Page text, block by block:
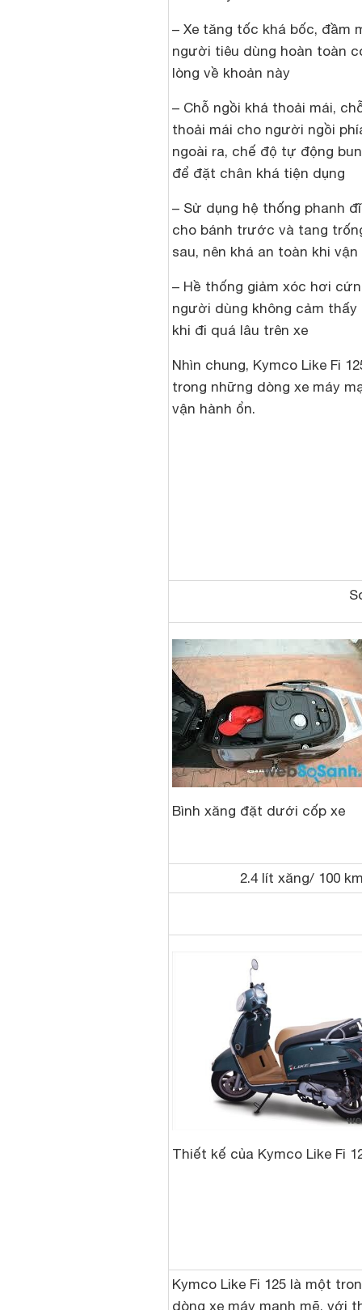
– Xe tăng tốc khá bốc, đầm
người tiêu dùng hoàn toàn
lòng về khoản này
– Chỗ ngồi khá thoải mái,
thoải mái cho người ngồi
ngoài ra, chế độ tự động
để đặt chân khá tiện dụng
– Sử dụng hệ thống phanh
cho bánh trước và tang
sau, nên khá an toàn khi vận
– Hề thống giảm xóc hơi
người dùng không cảm thấy
khi đi quá lâu trên xe
Nhìn chung, Kymco Like Fi
trong những dòng xe máy
vận hành ổn.
Bình xăng đặt dưới cốp xe
2.4 lít xăng/ 100
Thiết kế của Kymco Like Fi
Kymco Like Fi 125 là một
dòng xe máy mạnh mẽ, với